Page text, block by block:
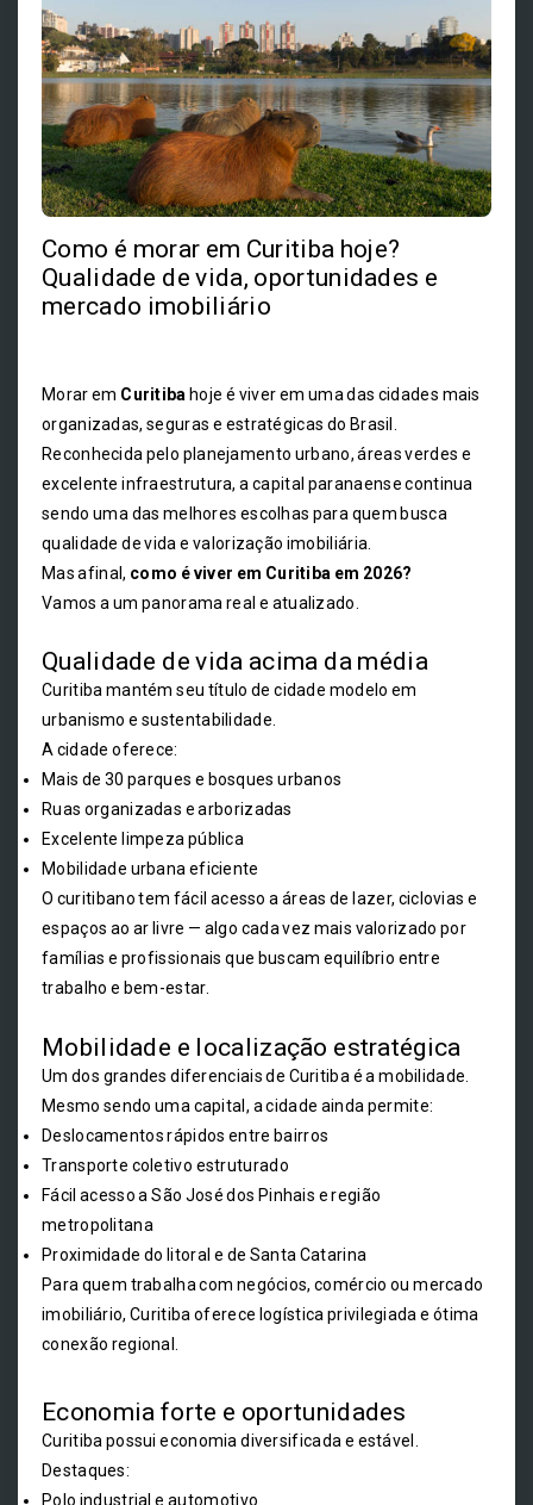
Como é morar em Curitiba hoje?
Qualidade de vida, oportunidades e
mercado imobiliário
Morar em Curitiba hoje é viver em uma das cidades mais
organizadas, seguras e estratégicas do Brasil.
Reconhecida pelo planejamento urbano, áreas verdes e
excelente infraestrutura, a capital paranaense continua
sendo uma das melhores escolhas para quem busca
qualidade de vida e valorização imobiliária.
Mas afinal, como é viver em Curitiba em 2026?
Vamos a um panorama real e atualizado.
Qualidade de vida acima da média
Curitiba mantém seu título de cidade modelo em
urbanismo e sustentabilidade.
A cidade oferece:
Mais de 30 parques e bosques urbanos
Ruas organizadas e arborizadas
Excelente limpeza pública
Mobilidade urbana eficiente
O curitibano tem fácil acesso a áreas de lazer, ciclovias e
espaços ao ar livre — algo cada vez mais valorizado por
famílias e profissionais que buscam equilíbrio entre
trabalho e bem-estar.
Mobilidade e localização estratégica
Um dos grandes diferenciais de Curitiba é a mobilidade.
Mesmo sendo uma capital, a cidade ainda permite:
Deslocamentos rápidos entre bairros
Transporte coletivo estruturado
Fácil acesso a São José dos Pinhais e região
metropolitana
Proximidade do litoral e de Santa Catarina
Para quem trabalha com negócios, comércio ou mercado
imobiliário, Curitiba oferece logística privilegiada e ótima
conexão regional.
Economia forte e oportunidades
Curitiba possui economia diversificada e estável.
Destaques:
Polo industrial e automotivo